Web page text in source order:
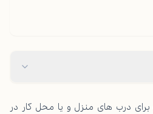
برای درب های منزل و یا محل کار در